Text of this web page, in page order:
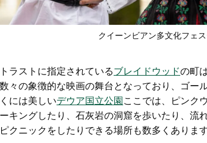
クイーンビアン多文化フェ
ラストに指定されているブレイドウッドの町
々の象徴的な映画の舞台となっており、ゴー
には美しいデウア国立公園 ここでは、ピンク
キングしたり、石灰岩の洞窟を歩いたり、
クニックをしたりできる場所も数多くあります